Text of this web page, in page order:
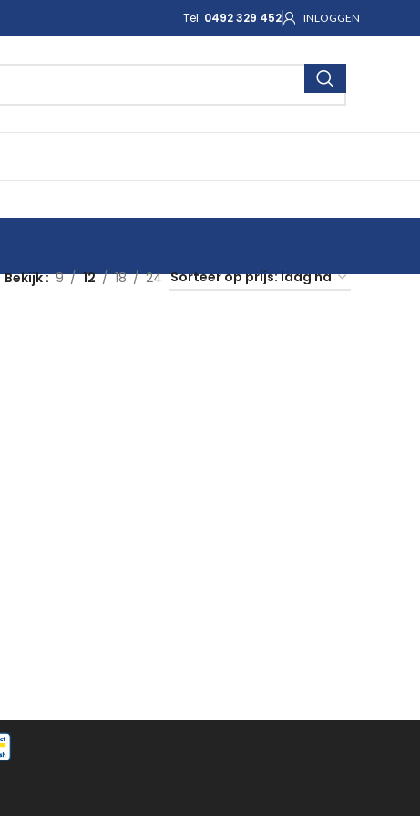
Tel. 0492 329 452 INLOGGEN
Bekijk 9 12 18 24